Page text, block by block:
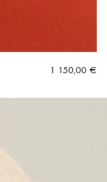
1 150,00 €